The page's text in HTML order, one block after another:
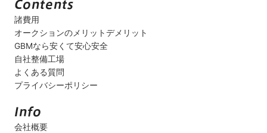
諸費用
オークションのメリットデメリット
GBMなら安くて安心安全
自社整備工場
よくある質問
プライバシーポリシー
会社概要